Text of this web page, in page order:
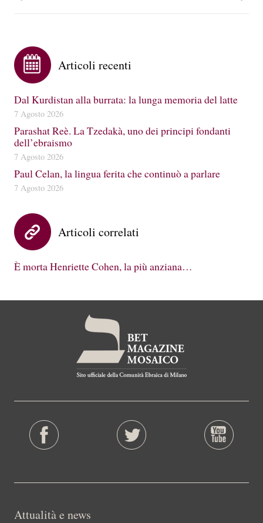
Articoli recenti
Dal Kurdistan alla burrata: la lunga memoria del latte
7 Agosto 2026
Parashat Reè. La Tzedakà, uno dei principi fondanti
dell’ebraismo
7 Agosto 2026
Paul Celan, la lingua ferita che continuò a parlare
7 Agosto 2026
Articoli correlati
È morta Henriette Cohen, la più anziana…
Attualità e news